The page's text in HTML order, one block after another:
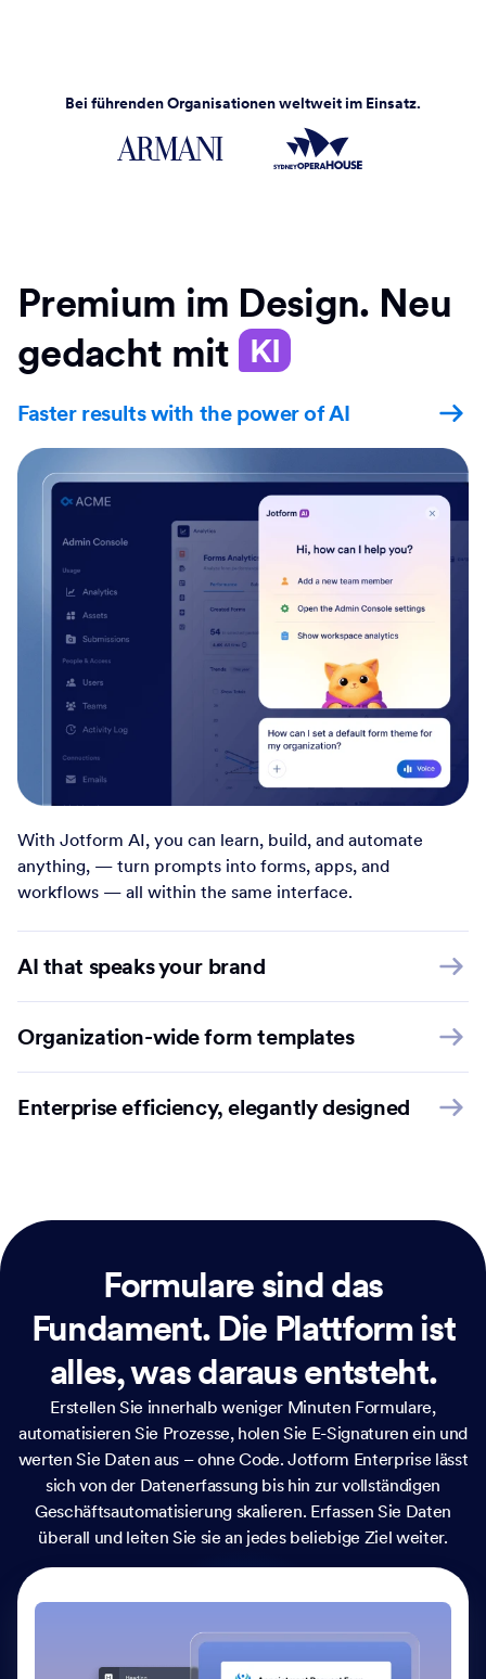
Bei führenden Organisationen weltweit im Einsatz.
Premium im Design. Neu
gedacht mit KI
Faster results with the power of AI
With Jotform AI, you can learn, build, and automate
anything, — turn prompts into forms, apps, and
workflows — all within the same interface.
AI that speaks your brand
Organization-wide form templates
Enterprise efficiency, elegantly designed
Formulare sind das
Fundament.Die Plattform ist
alles, was daraus entsteht.
Erstellen Sie innerhalb weniger Minuten Formulare,
automatisieren Sie Prozesse, holen Sie E-Signaturen ein und
werten Sie Daten aus – ohne Code. Jotform Enterprise lässt
sich von der Datenerfassung bis hin zur vollständigen
Geschäftsautomatisierung skalieren. Erfassen Sie Daten
überall und leiten Sie sie an jedes beliebige Ziel weiter.